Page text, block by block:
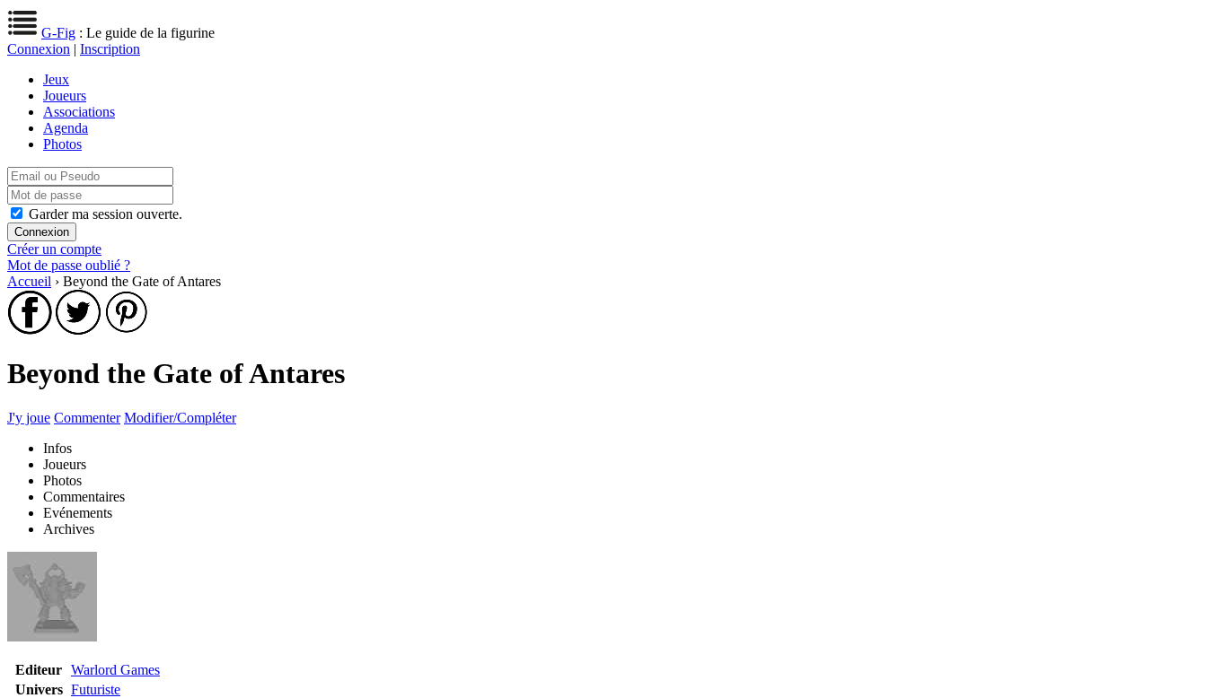
G-Fig : Le guide de la figurine
Connexion | Inscription
Jeux
Joueurs
Associations
Agenda
Photos
Garder ma session ouverte.
Créer un compte
Mot de passe oublié ?
Accueil › Beyond the Gate of Antares
Beyond the Gate of Antares
J'y joue Commenter Modifier/Compléter
Infos
Joueurs
Photos
Commentaires
Evénements
Archives
Editeur Warlord Games
Univers Futuriste